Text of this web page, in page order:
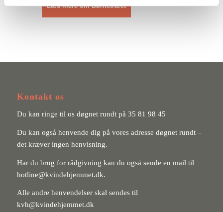
Læs mere om Børnetræet
Kontakt os
Du kan ringe til os døgnet rundt på 35 81 98 45
Du kan også henvende dig på vores adresse døgnet rundt –
det kræver ingen henvisning.
Har du brug for rådgivning kan du også sende en mail til
hotline@kvindehjemmet.dk.
Alle andre henvendelser skal sendes til
kvh@kvindehjemmet.dk